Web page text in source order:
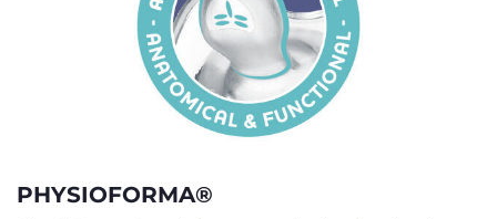
PHYSIOFORMA®